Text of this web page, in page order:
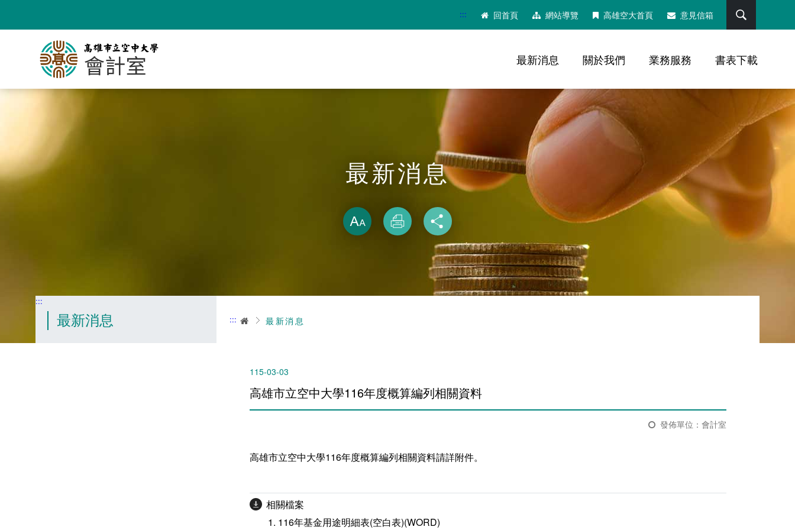
要
::: 回首頁 網站導覽 高雄空大首頁 意見信箱
最新消息 關於我們 業務服務 書表下載
最新消息
略過字型切換，社群分享工具列
放大
列印
:::
最新消息 ::: 首頁最新消息
115-03-03
高雄市立空中大學116年度概算編列相關資料
發佈單位：會計室
高雄市立空中大學116年度概算編列相關資料請詳附件。
相關檔案
116年基金用途明細表(空白表)(WORD)